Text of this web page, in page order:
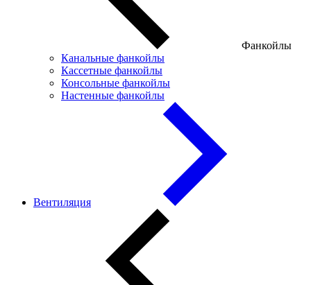
Фанкойлы
Канальные фанкойлы
Кассетные фанкойлы
Консольные фанкойлы
Настенные фанкойлы
Вентиляция